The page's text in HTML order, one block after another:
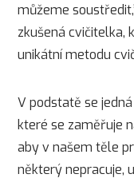
můžeme
zkušená cvičitelka,
unikátní metodu
V podstatě se
které se zaměřuje
aby v našem těle
některý nepracuje,